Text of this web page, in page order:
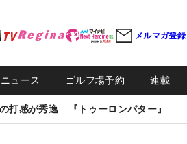
メルマガ登録
ュース ゴルフ場予約 連載
打感が秀逸 『トゥーロンパター』